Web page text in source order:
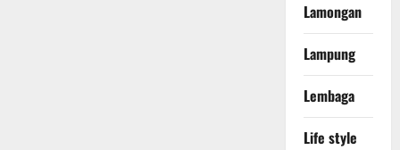
Lamongan
Lampung
Lembaga
Life style